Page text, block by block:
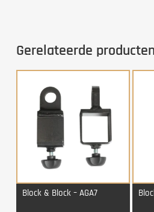
Gerelateerde producten
Block & Block – AGA7